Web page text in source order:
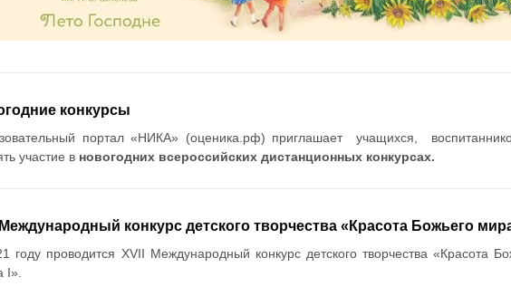
конкурсы
портал «НИКА» (оценика.рф) приглашает учащихся,
участие в новогодних всероссийских дистанционных конкурсах.
конкурс детского творчества «Красота Божьего
году проводится XVII Международный конкурс детского творчества «Красота
I».